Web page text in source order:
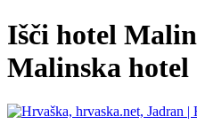
Išči hotel
Malinska hotel